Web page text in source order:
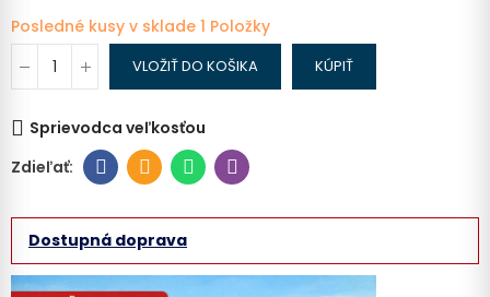
Posledné kusy v sklade 1 Položky
VLOŽIŤ DO KOŠIKA KÚPIŤ
Sprievodca veľkosťou
Dostupná doprava